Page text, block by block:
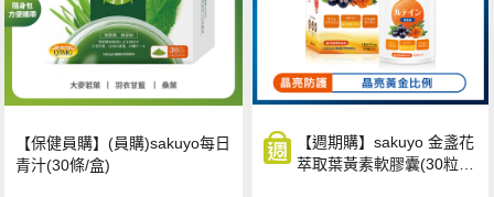
【保健員購】(員購)sakuyo每日
青汁(30條/盒)
【週期購】sakuyo 金盞花
萃取葉黃素軟膠囊(30粒/